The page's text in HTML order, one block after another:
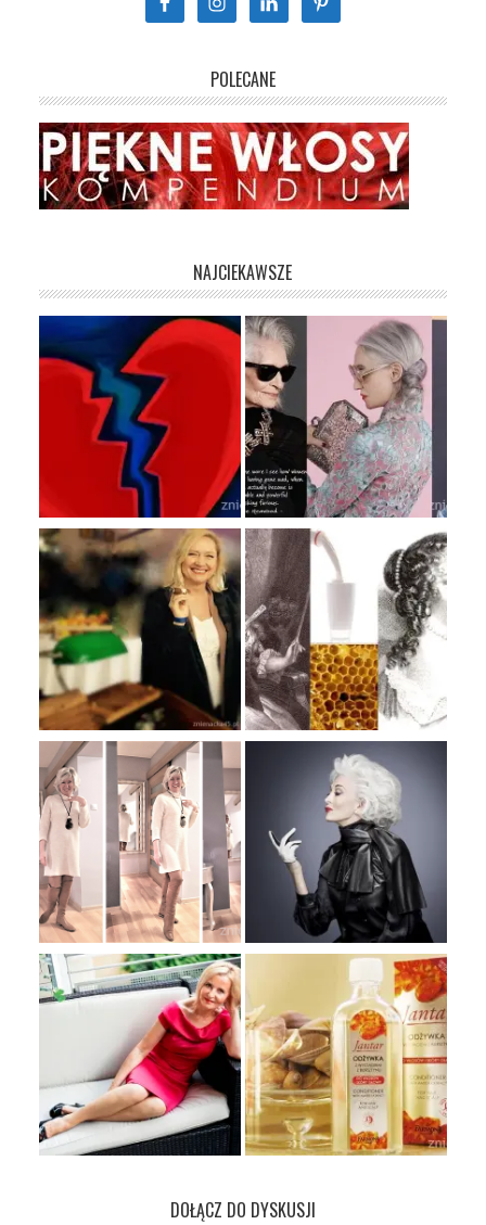
POLECANE
NAJCIEKAWSZE
DOŁĄCZ DO DYSKUSJI